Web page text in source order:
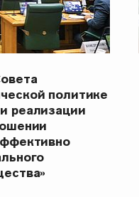
политике
реализации